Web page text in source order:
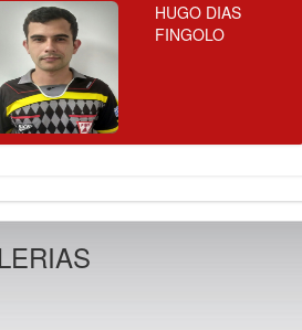
HUGO DIAS
FINGOLO